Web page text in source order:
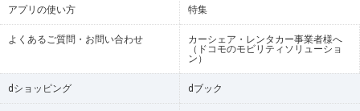
アプリの使い方 特集
よくあるご質問・お問い合わせ
カーシェア・レンタカー事業者様へ
（ドコモのモビリティソリューショ
ン）
dショッピング dブック